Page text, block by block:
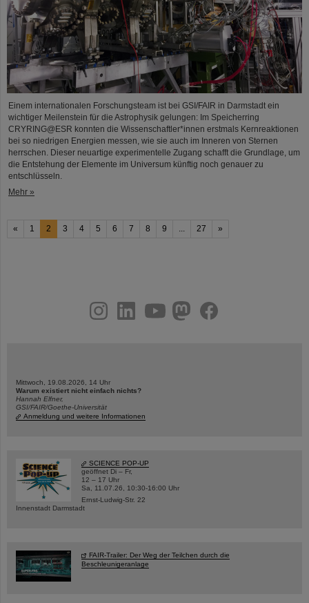
Einem internationalen Forschungsteam ist bei GSI/FAIR in Darmstadt ein
wichtiger Meilenstein für die Astrophysik gelungen: Im Speicherring
CRYRING@ESR konnten die Wissenschaftler*innen erstmals Kernreaktionen
bei so niedrigen Energien messen, wie sie auch im Inneren von Sternen
herrschen. Dieser neuartige experimentelle Zugang schafft die Grundlage, um
die Entstehung der Elemente im Universum künftig noch genauer zu
entschlüsseln.
Mehr »
« 1 2 3 4 5 6 7 8 9 ... 27 »
youtubehelmholtz.socialfacebook
Mittwoch, 19.08.2026, 14 Uhr
Warum existiert nicht einfach nichts?
Hannah Elfner,
GSI/FAIR/Goethe-Universität
Anmeldung und weitere Informationen
SCIENCE POP-UP
geöffnet Di – Fr,
12 – 17 Uhr
Sa, 11.07.26, 10:30-16:00 Uhr
Ernst-Ludwig-Str. 22
Innenstadt Darmstadt
FAIR-Trailer: Der Weg der Teilchen durch die
Beschleunigeranlage